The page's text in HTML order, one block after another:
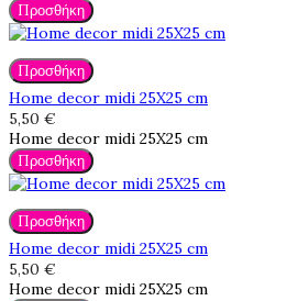
Προσθήκη
Προσθήκη
Home decor midi 25X25 cm
5,50 €
Home decor midi 25X25 cm
Προσθήκη
Προσθήκη
Home decor midi 25X25 cm
5,50 €
Home decor midi 25X25 cm